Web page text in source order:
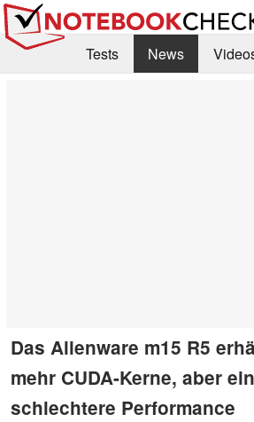
Tests News
Das Alienware m15 R5
mehr CUDA-Kerne, aber
schlechtere Performance